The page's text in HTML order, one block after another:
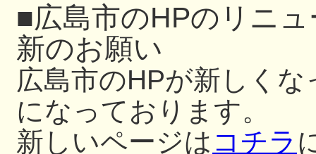
■広島市のHPのリニ
新のお願い
広島市のHPが新しく
になっております。
新しいページは コチラ